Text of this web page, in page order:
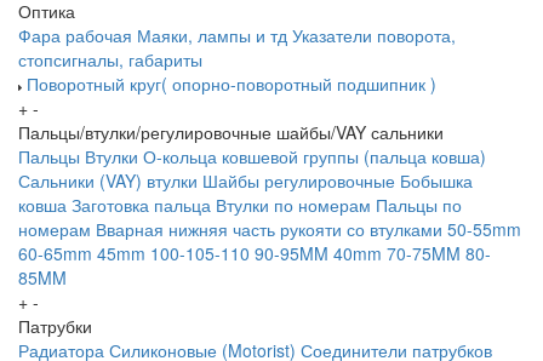
Оптика
Фара рабочая Маяки, лампы и тд Указатели поворота,
стопсигналы, габариты
Поворотный круг( опорно-поворотный подшипник )
+ -
Пальцы/втулки/регулировочные шайбы/VAY сальники
Пальцы Втулки О-кольца ковшевой группы (пальца ковша)
Сальники (VAY) втулки Шайбы регулировочные Бобышка
ковша Заготовка пальца Втулки по номерам Пальцы по
номерам Вварная нижняя часть рукояти со втулками 50-55mm
60-65mm 45mm 100-105-110 90-95MM 40mm 70-75MM 80-
85MM
+ -
Патрубки
Радиатора Силиконовые (Motorist) Соединители патрубков